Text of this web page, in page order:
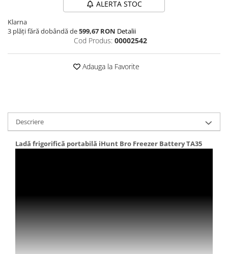
ALERTA STOC
Klarna
3 plăți fără dobândă de599,67 RON Detalii
Cod Produs: 00002542
Adauga la Favorite
Descriere
Ladă frigorifică portabilă iHunt Bro Freezer Battery TA35